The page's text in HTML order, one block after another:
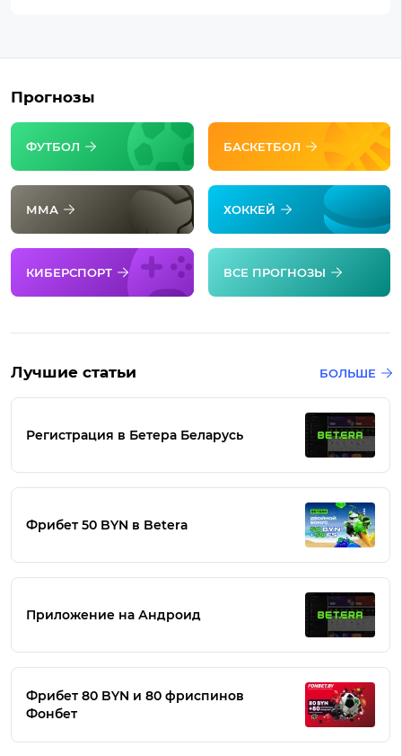
Прогнозы
ФУТБОЛ БАСКЕТБОЛ
ММА ХОККЕЙ
КИБЕРСПОРТ ВСЕ ПРОГНОЗЫ
Лучшие статьи БОЛЬШЕ
Регистрация в Бетера Беларусь
Фрибет 50 BYN в Betera
Приложение на Андроид
Фрибет 80 BYN и 80 фриспинов
Фонбет